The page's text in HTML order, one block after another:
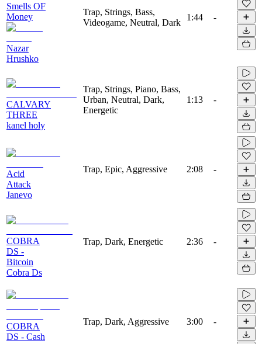
Smells OF
Money
Nazar
Hrushko
Trap, Strings, Bass,
Videogame, Neutral, Dark
1:44 -
CALVARY
THREE
kanel holy
Trap, Strings, Piano, Bass,
Urban, Neutral, Dark,
Energetic
1:13 -
Acid
Attack
Janevo
Trap, Epic, Aggressive 2:08 -
COBRA
DS -
Bitcoin
Cobra Ds
Trap, Dark, Energetic 2:36 -
COBRA
DS - Cash
Trap, Dark, Aggressive 3:00 -